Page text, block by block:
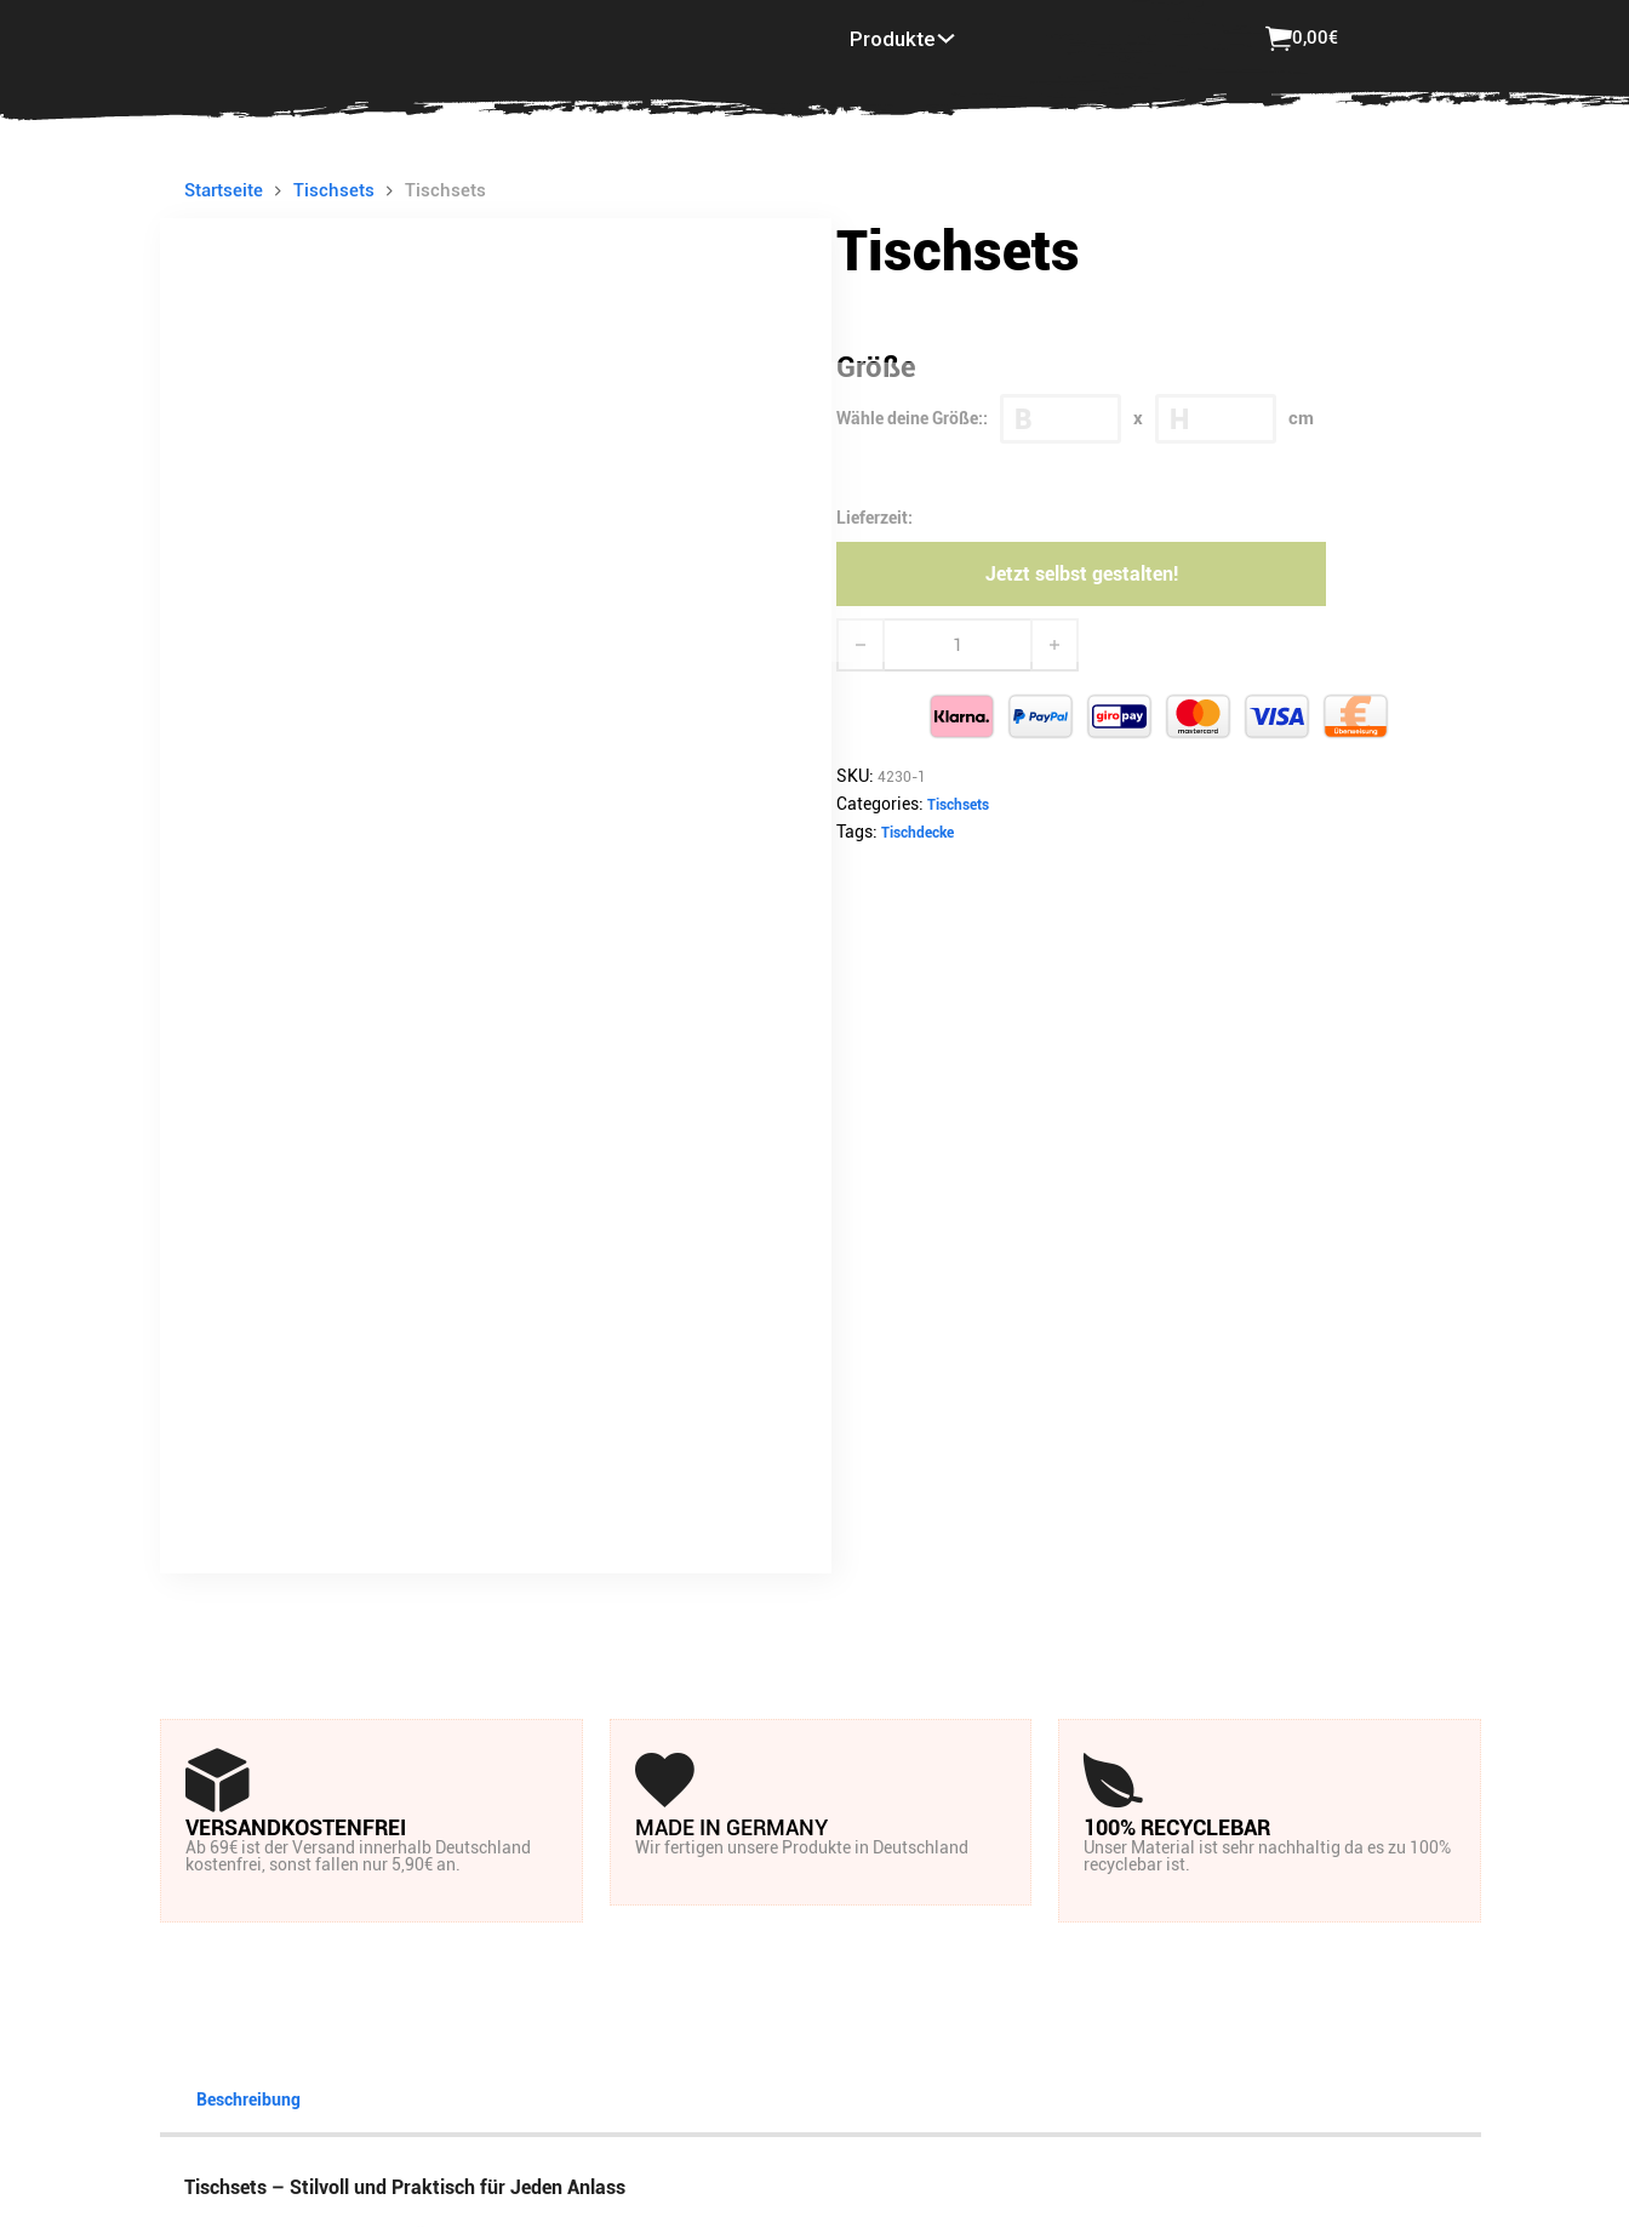
Produkte 0,00€
Startseite Tischsets Tischsets
Tischsets
Größe
Wähle deine Größe:: x cm
Lieferzeit:
Jetzt selbst gestalten!
SKU:4230-1
Categories:Tischsets
Tags:Tischdecke
VERSANDKOSTENFREI
Ab 69€ ist der Versand innerhalb Deutschland
kostenfrei, sonst fallen nur 5,90€ an.
MADE IN GERMANY
Wir fertigen unsere Produkte in Deutschland
100% RECYCLEBAR
Unser Material ist sehr nachhaltig da es zu 100%
recyclebar ist.
Beschreibung
Tischsets – Stilvoll und Praktisch für Jeden Anlass